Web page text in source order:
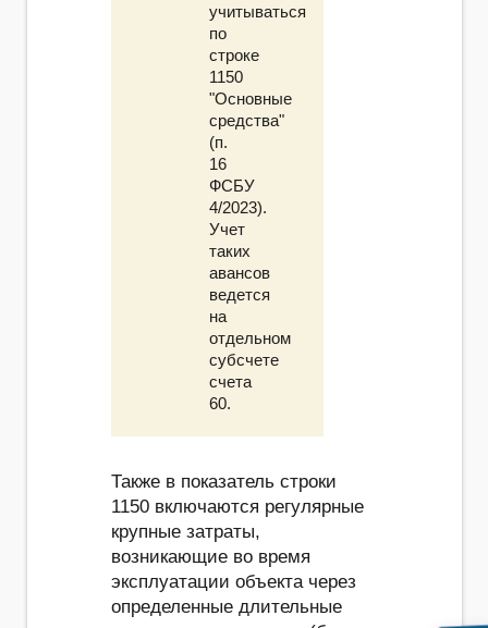
учитываться
по
строке
1150
"Основные
средства"
(п.
16
ФСБУ
4/2023).
Учет
таких
авансов
ведется
на
отдельном
субсчете
счета
60.
Также в показатель строки
1150 включаются регулярные
крупные затраты,
возникающие во время
эксплуатации объекта через
определенные длительные